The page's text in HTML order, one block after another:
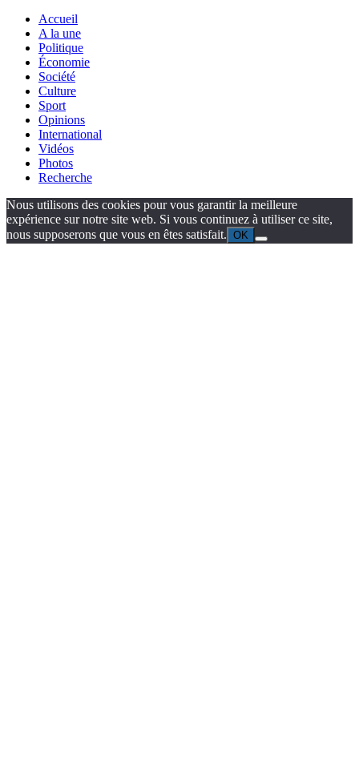
Accueil
A la une
Politique
Économie
Société
Culture
Sport
Opinions
International
Vidéos
Photos
Recherche
Nous utilisons des cookies pour vous garantir la meilleure
expérience sur notre site web. Si vous continuez à utiliser ce site,
nous supposerons que vous en êtes satisfait. OK